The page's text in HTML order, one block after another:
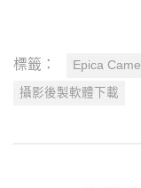
標籤： Epica
攝影後製軟體下載